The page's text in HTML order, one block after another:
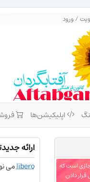
/ورود
اپلیکیشن‌ها
ارائه
liberoمی
است که
قرار دادن